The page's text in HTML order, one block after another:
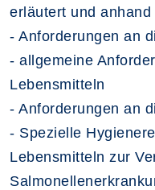
erläutert und
- Anforderungen an
- allgemeine
Lebensmitteln
- Anforderungen an
- Spezielle
Lebensmitteln zur